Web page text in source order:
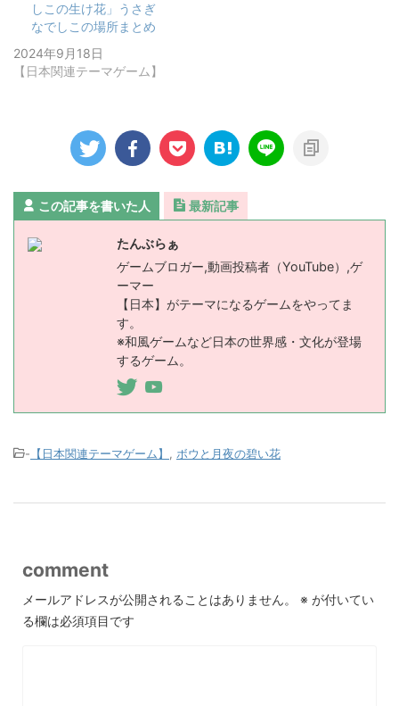
しこの生け花」うさぎ
なでしこの場所まとめ
2024年9月18日
【日本関連テーマゲーム】
この記事を書いた人 最新記事
たんぶらぁ
ゲームブロガー,動画投稿者（YouTube）,ゲ
ーマー
【日本】がテーマになるゲームをやってま
す。
※和風ゲームなど日本の世界感・文化が登場
するゲーム。
- 【日本関連テーマゲーム】 , ボウと月夜の碧い花
comment
メールアドレスが公開されることはありません。 ※ が付いてい
る欄は必須項目です